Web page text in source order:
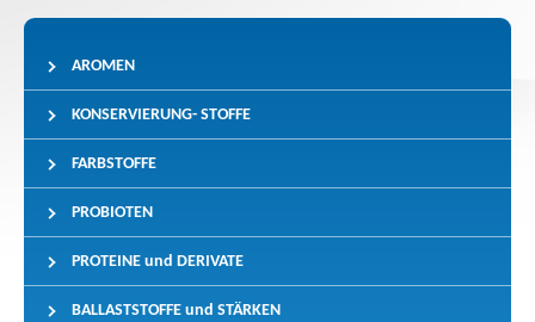
AROMEN
KONSERVIERUNG- STOFFE
FARBSTOFFE
PROBIOTEN
PROTEINE und DERIVATE
BALLASTSTOFFE und STÄRKEN